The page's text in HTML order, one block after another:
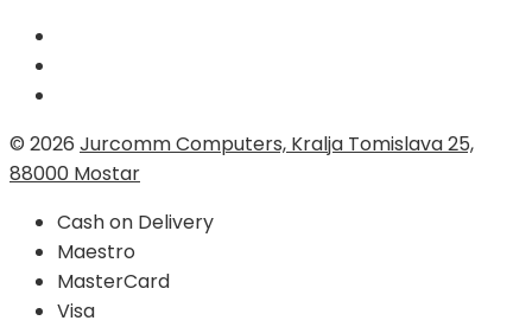
© 2026 Jurcomm Computers, Kralja Tomislava 25,
88000 Mostar
Cash on Delivery
Maestro
MasterCard
Visa